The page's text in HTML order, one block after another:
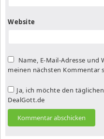
Website
Name, E-Mail-Adresse und
meinen nächsten Kommentar
Ja, ich möchte den
DealGott.de